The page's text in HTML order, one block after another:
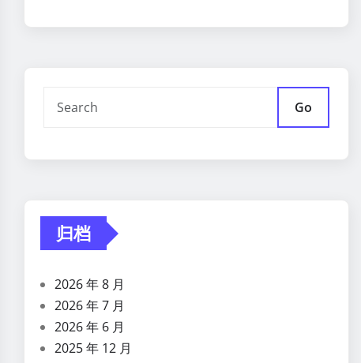
Go
归档
2026 年 8 月
2026 年 7 月
2026 年 6 月
2025 年 12 月